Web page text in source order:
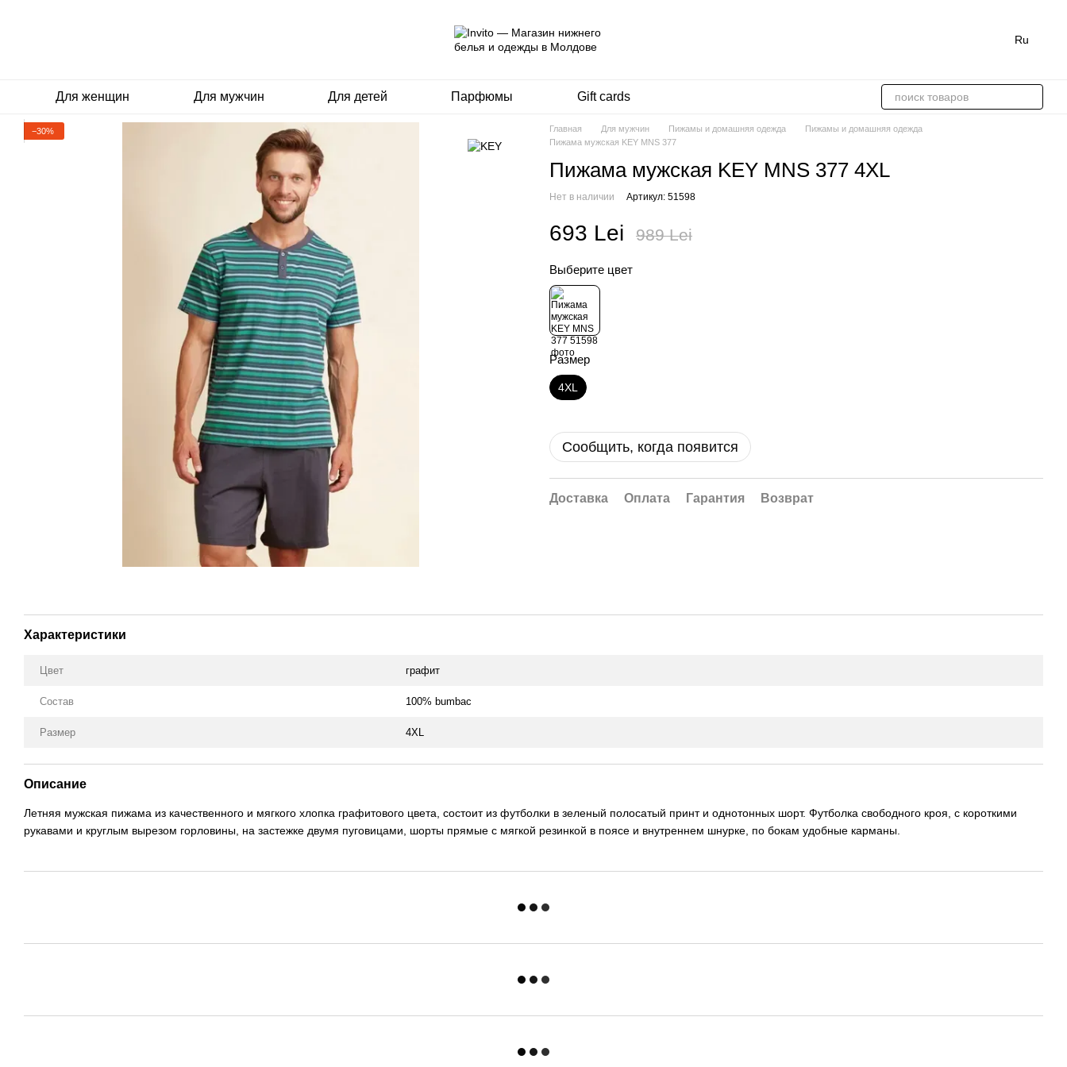
Ru
Для женщин Для мужчин Для детей Парфюмы Gift cards
−30% Главная Для мужчин Пижамы и домашняя одежда
Пижамы и домашняя одежда
Пижама мужская KEY MNS 377
Пижама мужская KEY MNS 377 4XL
Нет в наличии Артикул: 51598
693 Lei 989 Lei
Выберите цвет
Размер
4XL
Сообщить, когда появится
Доставка Оплата Гарантия Возврат
Характеристики
Цвет графит
Состав 100% bumbac
Размер 4XL
Описание
Летняя мужская пижама из качественного и мягкого хлопка графитового цвета, состоит из футболки в зеленый полосатый принт и однотонных шорт. Футболка свободного кроя, с короткими
рукавами и круглым вырезом горловины, на застежке двумя пуговицами, шорты прямые с мягкой резинкой в поясе и внутреннем шнурке, по бокам удобные карманы.